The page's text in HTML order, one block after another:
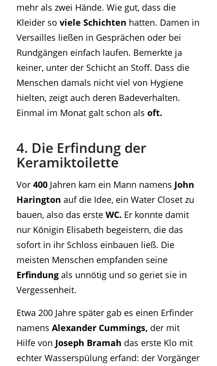
mehr als zwei Hände. Wie gut, dass die
Kleider so viele Schichten hatten. Damen in
Versailles ließen in Gesprächen oder bei
Rundgängen einfach laufen. Bemerkte ja
keiner, unter der Schicht an Stoff. Dass die
Menschen damals nicht viel von Hygiene
hielten, zeigt auch deren Badeverhalten.
Einmal im Monat galt schon als oft.
4. Die Erfindung der
Keramiktoilette
Vor 400Jahren kam ein Mann namens John
Harington auf die Idee, ein Water Closet zu
bauen, also das erste WC. Er konnte damit
nur Königin Elisabeth begeistern, die das
sofort in ihr Schloss einbauen ließ. Die
meisten Menschen empfanden seine
Erfindungals unnötig und so geriet sie in
Vergessenheit.
Etwa 200 Jahre später gab es einen Erfinder
namens Alexander Cummings, der mit
Hilfe von Joseph Bramah das erste Klo mit
echter Wasserspülung erfand: der Vorgänger